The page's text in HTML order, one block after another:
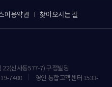
이용약관 찾아오시는 길
신사동577-7) 구정빌딩
7400
영인 통합고객센터 1533-